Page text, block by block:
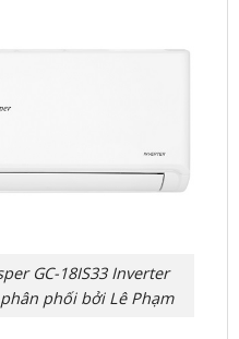
GC-18IS33 Inverter
phối bởi Lê Phạm